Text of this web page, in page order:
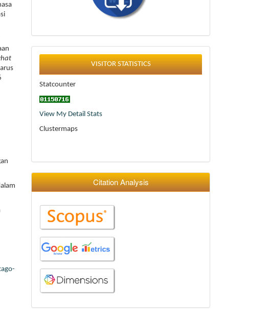
Statistics
VISITOR STATISTICS
Statcounter
View My Detail Stats
Clustermaps
Citation Analysis